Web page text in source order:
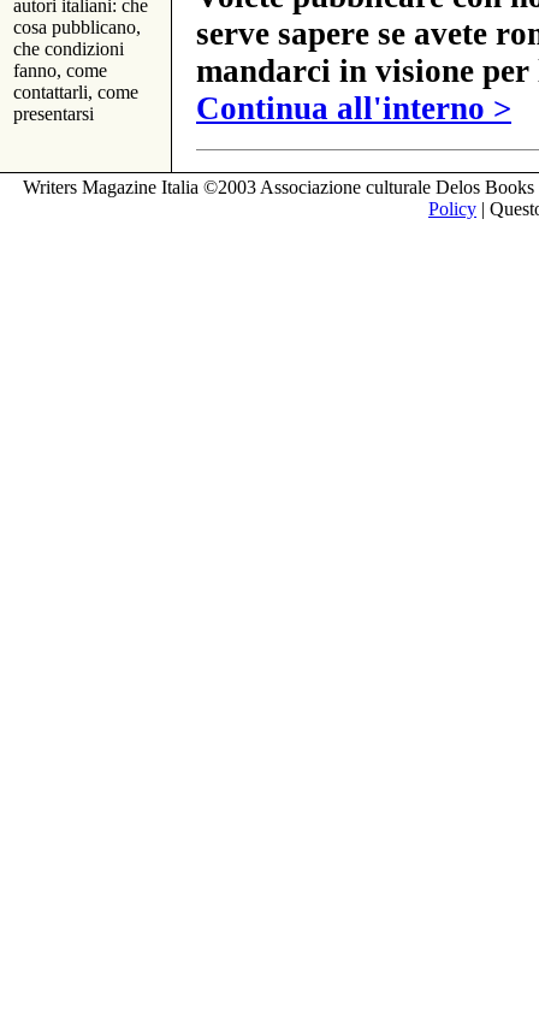
autori italiani: che
cosa pubblicano,
che condizioni
fanno, come
contattarli, come
presentarsi
serve sapere se avete
mandarci in visione
Continua all'interno >
Writers Magazine Italia ©2003 Associazione culturale Delos
Policy |